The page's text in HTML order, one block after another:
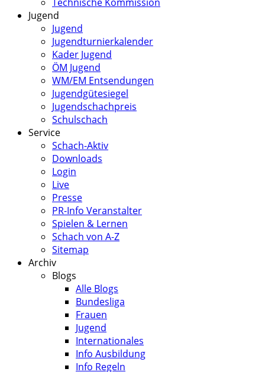
Jugend
Jugend
Jugendturnierkalender
Kader Jugend
ÖM Jugend
WM/EM Entsendungen
Jugendgütesiegel
Jugendschachpreis
Schulschach
Service
Schach-Aktiv
Downloads
Login
Live
Presse
PR-Info Veranstalter
Spielen & Lernen
Schach von A-Z
Sitemap
Archiv
Blogs
Alle Blogs
Bundesliga
Frauen
Jugend
Internationales
Info Ausbildung
Info Regeln